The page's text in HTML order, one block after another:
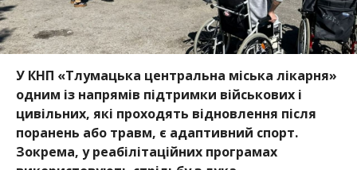
У КНП «Тлумацька центральна міська лікарня»
одним із напрямів підтримки військових і
цивільних, які проходять відновлення після
поранень або травм, є адаптивний спорт.
Зокрема, у реабілітаційних програмах